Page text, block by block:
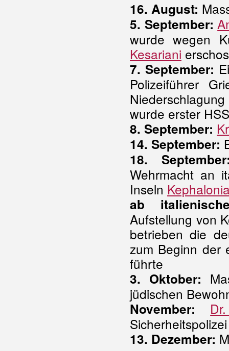
16. August:
5. September:
wurde wegen
Kesariani
7. September:
Polizeiführer
wurde erster
8. September:
14. September:
18.
Wehrmacht an
Inseln
ab
Aufstellung von
betrieben die
zum Beginn der
führte
3. Oktober:
jüdischen
November:
13. Dezember: